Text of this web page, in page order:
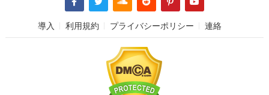
導入 利用規約 プライバシーポリシー 連絡